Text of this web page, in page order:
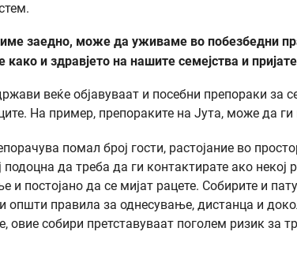
заедно, може да уживаме во побезбедни
како и здравјето на нашите семејства и
веќе објавуваат и посебни препораки за
На пример, препораките на Јута, може да ги
помал број гости, растојание во
подоцна да треба да ги контактирате ако
и постојано да се мијат рацете. Собирите и
општи правила за однесување, дистанца и
овие собири претставуваат поголем ризик за